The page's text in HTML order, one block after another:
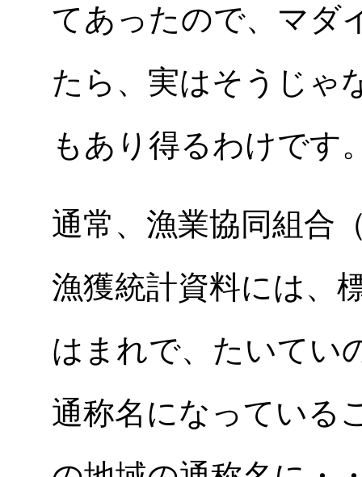
てあったので、マダ
たら、実はそうじゃ
もあり得るわけです
通常、漁業協同組合
漁獲統計資料には、
はまれで、たいてい
通称名になっている